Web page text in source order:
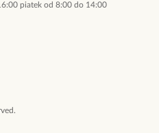
piatek od 8:00 do 14:00